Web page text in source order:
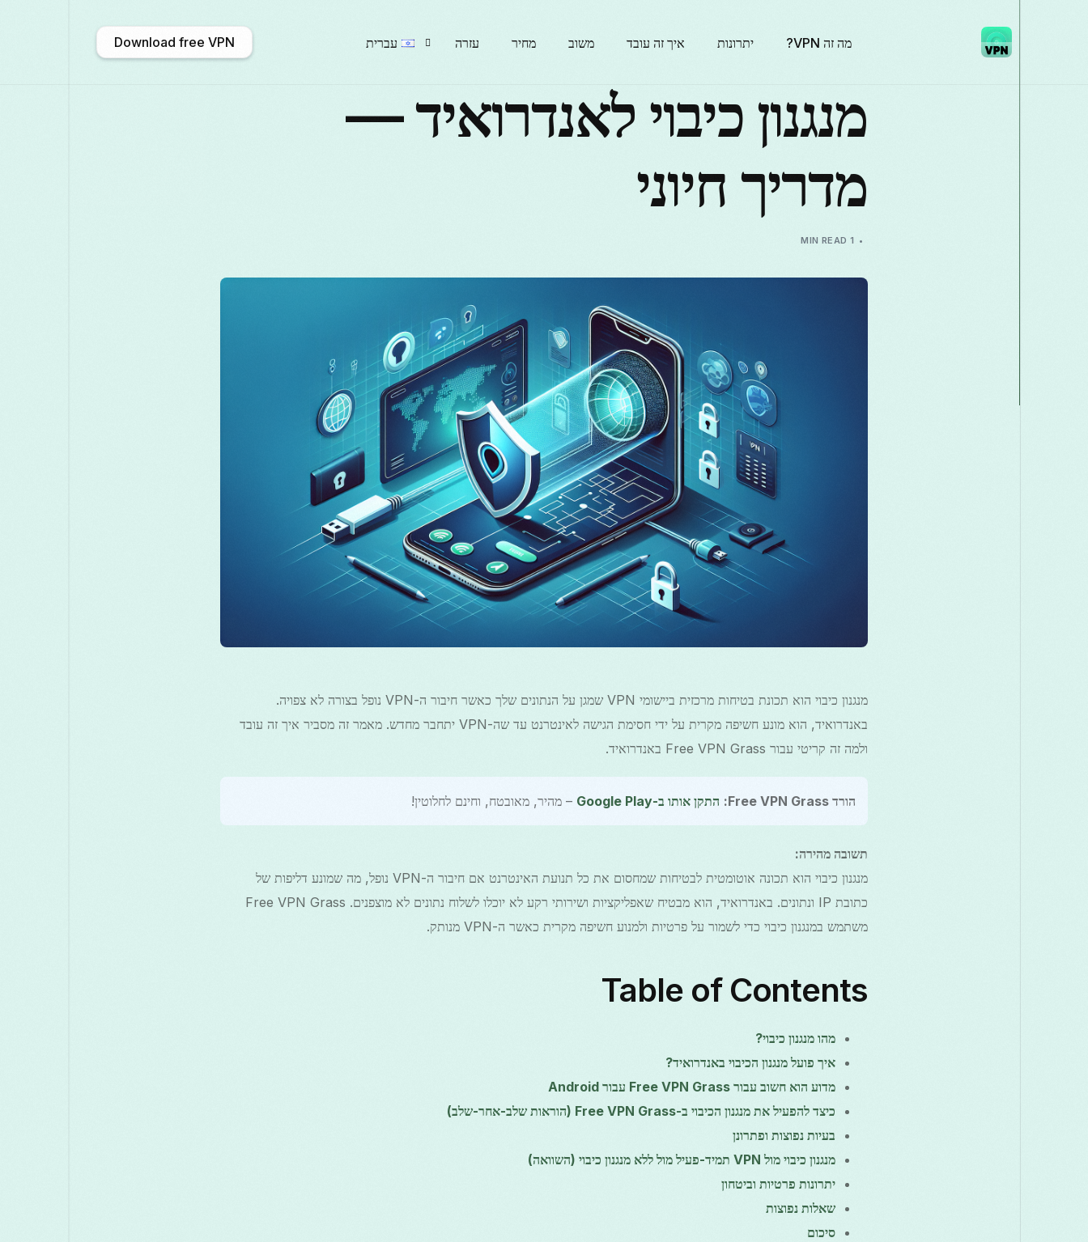
מה זה VPN? יתרונות איך זה עובד משוב מחיר עזרה עברית
Македонски
Română
తెలుగు
Download free VPN
מנגנון כיבוי לאנדרואיד —
מדריך חיוני
1 MIN READ
מנגנון כיבוי הוא תכונת בטיחות מרכזית ביישומי VPN שמגן על הנתונים שלך כאשר חיבור ה-VPN נופל בצורה לא צפויה.
באנדרואיד, הוא מונע חשיפה מקרית על ידי חסימת הגישה לאינטרנט עד שה-VPN יתחבר מחדש. מאמר זה מסביר איך זה עובד
ולמה זה קריטי עבור Free VPN Grass באנדרואיד.
הורד Free VPN Grass: התקן אותו ב-Google Play – מהיר, מאובטח, וחינם לחלוטין!
תשובה מהירה:
מנגנון כיבוי הוא תכונה אוטומטית לבטיחות שמחסום את כל תנועת האינטרנט אם חיבור ה-VPN נופל, מה שמונע דליפות של
כתובת IP ונתונים. באנדרואיד, הוא מבטיח שאפליקציות ושירותי רקע לא יוכלו לשלוח נתונים לא מוצפנים. Free VPN Grass
משתמש במנגנון כיבוי כדי לשמור על פרטיות ולמנוע חשיפה מקרית כאשר ה-VPN מנותק.
Table of Contents
מהו מנגנון כיבוי?
איך פועל מנגנון הכיבוי באנדרואיד?
מדוע הוא חשוב עבור Free VPN Grass עבור Android
כיצד להפעיל את מנגנון הכיבוי ב-Free VPN Grass (הוראות שלב-אחר-שלב)
בעיות נפוצות ופתרונן
מנגנון כיבוי מול VPN תמיד-פעיל מול ללא מנגנון כיבוי (השוואה)
יתרונות פרטיות וביטחון
שאלות נפוצות
סיכום